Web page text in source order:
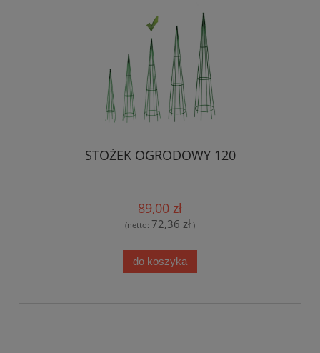
STOŻEK OGRODOWY 120
89,00 zł
(netto: 72,36 zł )
do koszyka